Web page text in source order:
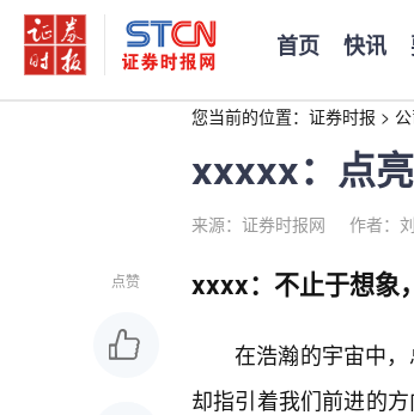
首页 快讯
您当前的位置： 证券时报 >
xxxxx：点
来源：证券时报网 作者：
点赞 xxxx：不止于想象
在浩瀚的宇宙中
却指引着我们前进的